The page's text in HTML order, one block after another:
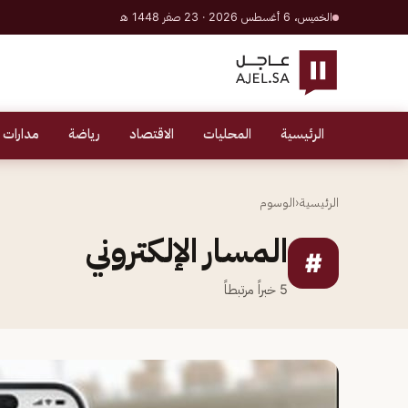
الخميس، 6 أغسطس 2026 · 23 صفر 1448 هـ
الرئيسية المحليات الاقتصاد رياضة
الرئيسية‹الوسوم
# المسار الإلكتروني
5 خبراً مرتبطاً